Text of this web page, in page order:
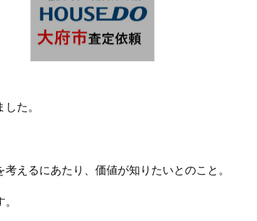
た。
えるにあたり、価値が知りたいとのこと。